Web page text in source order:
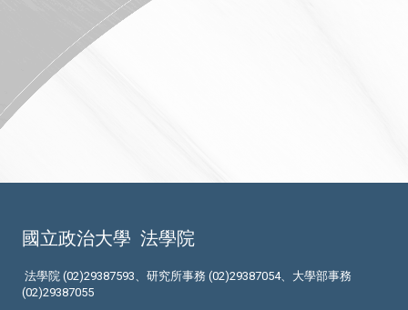
國立政治大學 法學院
法學院 (02)29387593、研究所事務 (02)29387054、大學部事務
(02)29387055